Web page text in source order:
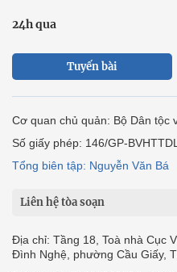
24h qua
Tuyến bài
Cơ quan chủ quản: Bộ Dân tộc
Số giấy phép: 146/GP-
Tổng biên tập: Nguyễn Văn Bá
Liên hệ tòa soạn
Địa chỉ: Tầng 18, Toà nhà Cục
Đình Nghệ, phường Cầu Giấy,